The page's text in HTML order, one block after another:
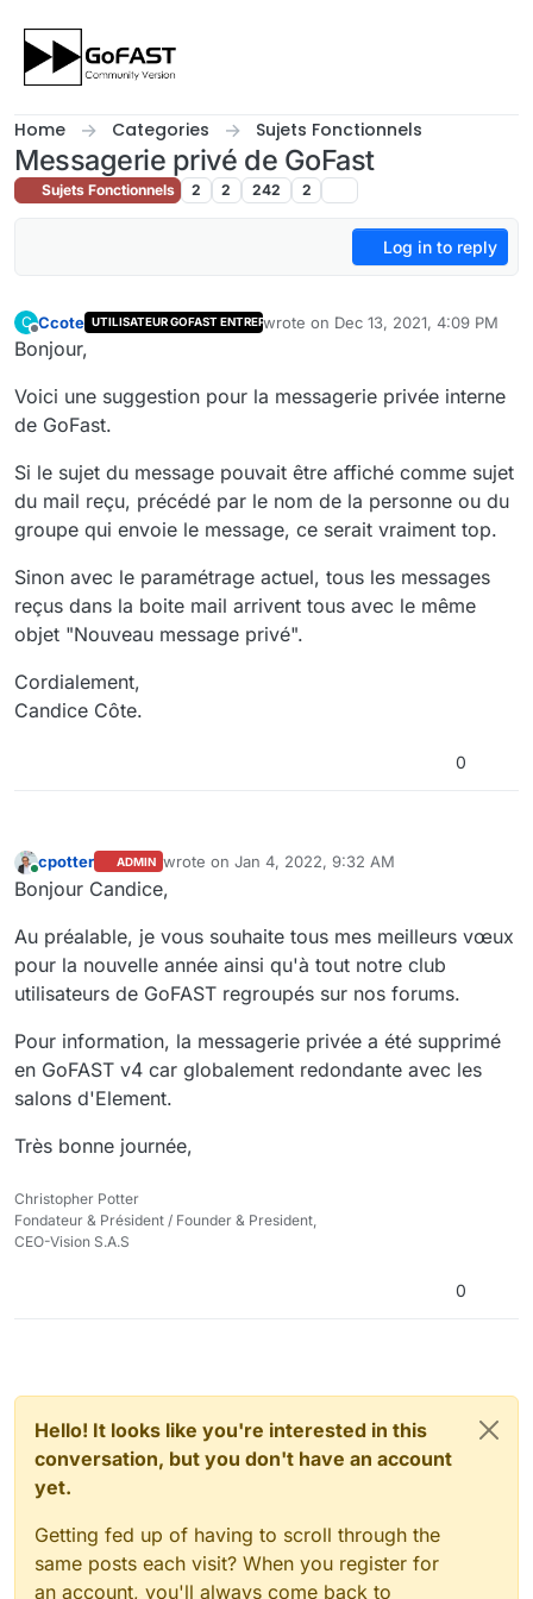
Home Categories Sujets Fonctionnels
Messagerie privé de GoFast
Sujets Fonctionnels 2 2 242 2
Log in to reply
C
Offline
Ccote UTILISATEUR GOFAST ENTREPRISEwrote on Dec 13, 2021, 4:09 PM
last edited by
Bonjour,
Voici une suggestion pour la messagerie privée interne
de GoFast.
Si le sujet du message pouvait être affiché comme sujet
du mail reçu, précédé par le nom de la personne ou du
groupe qui envoie le message, ce serait vraiment top.
Sinon avec le paramétrage actuel, tous les messages
reçus dans la boite mail arrivent tous avec le même
objet "Nouveau message privé".
Cordialement,
Candice Côte.
0
Online
cpotter ADMIN wrote on Jan 4, 2022, 9:32 AM
last edited by
Bonjour Candice,
Au préalable, je vous souhaite tous mes meilleurs vœux
pour la nouvelle année ainsi qu'à tout notre club
utilisateurs de GoFAST regroupés sur nos forums.
Pour information, la messagerie privée a été supprimé
en GoFAST v4 car globalement redondante avec les
salons d'Element.
Très bonne journée,
Christopher Potter
Fondateur & Président / Founder & President,
CEO-Vision S.A.S
0
Hello! It looks like you're interested in this
conversation, but you don't have an account
yet.
Getting fed up of having to scroll through the
same posts each visit? When you register for
an account, you'll always come back to